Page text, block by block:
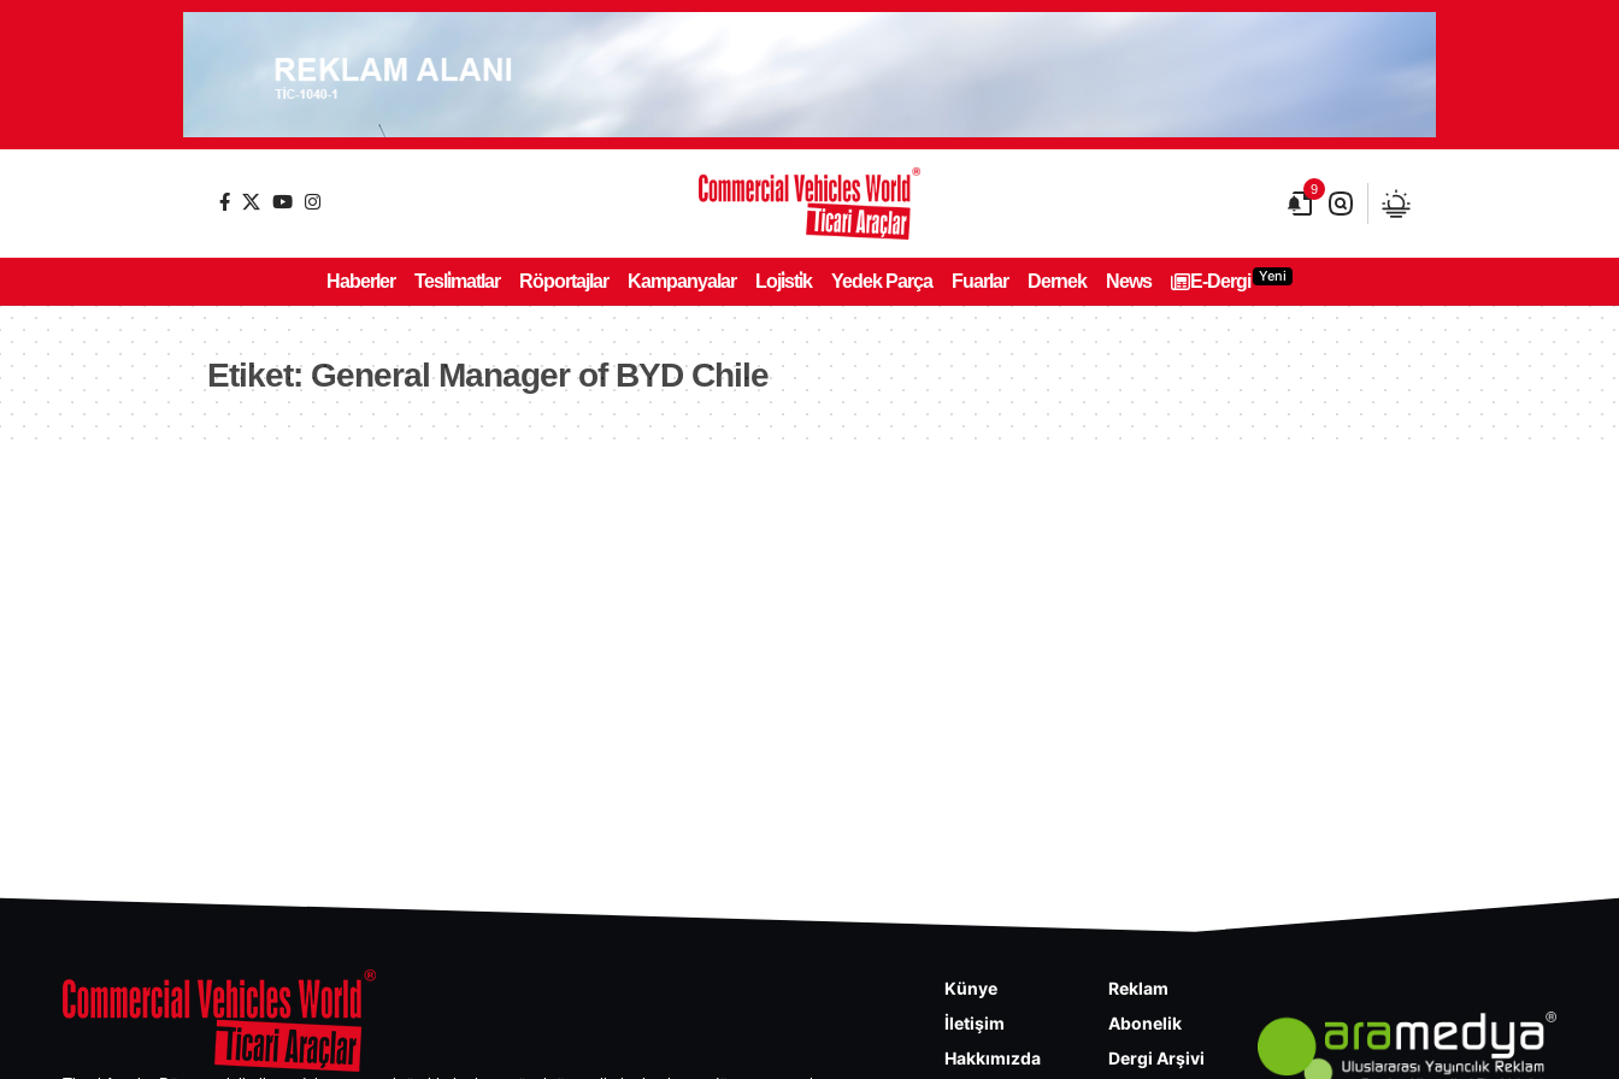
9
Haberler Tesli̇matlar Röportajlar Kampanyalar Loji̇sti̇k Yedek Parça Fuarlar Dernek News E-Dergi Yeni
Etiket: General Manager of BYD Chile
Künye
İletişim
Hakkımızda
Reklam
Abonelik
Dergi Arşivi